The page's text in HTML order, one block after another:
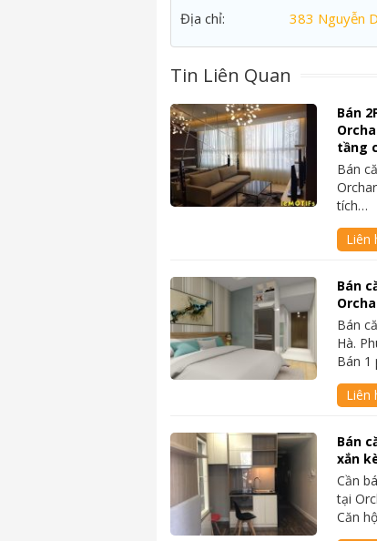
Địa chỉ:
383 Nguyễn
Tin Liên Quan
Bán
tầng
Bán
tích…
Liên
Bán
Bán
Hà.
Bán 1
Liên
Bán
xắn
Cần
tại
Căn